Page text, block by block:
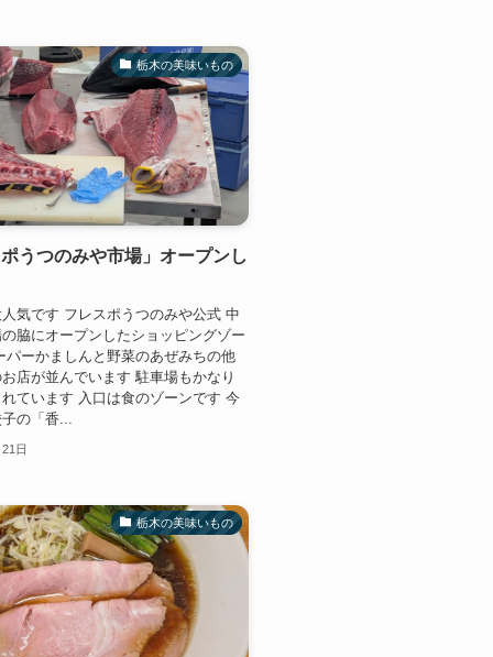
栃木の美味いもの
うつのみや市場」オープンし
気です フレスポうつのみや公式 中
脇にオープンしたショッピングゾー
パーかましんと野菜のあぜみちの他
店が並んでいます 駐車場もかなり
ています 入口は食のゾーンです 今
の「香...
日
栃木の美味いもの